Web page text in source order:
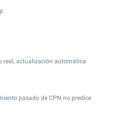
real, actualización automática
pasado de CPN no predice